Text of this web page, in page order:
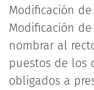
Modificación
Modificación
nombrar al
puestos de los
obligados a